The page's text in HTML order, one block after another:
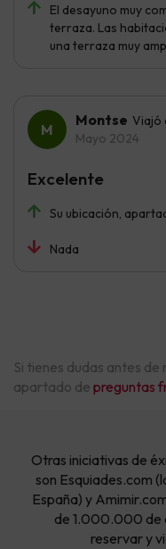
El desayuno muy
terraza. Las
una terraza muy
Montse Viajó
Mayo 2024
Su ubicación,
Nada
Excelente
Si tienes dudas antes
apartado de preguntas
Otras iniciativas de
son Esquiades.com
España) y
de 1.000.000 de
reservar y